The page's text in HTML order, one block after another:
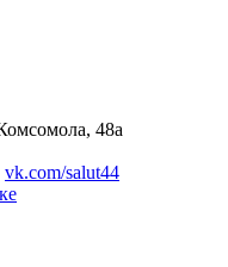
48а
vk.com/salut44